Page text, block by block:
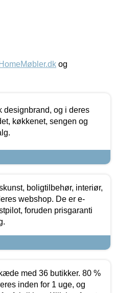
og
designbrand, og i deres
køkkenet, sengen og
boligtilbehør, interiør,
webshop. De er e-
foruden prisgaranti
med 36 butikker. 80 %
inden for 1 uge, og